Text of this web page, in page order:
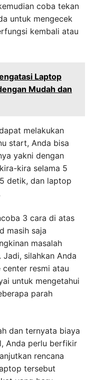
coba tekan
untuk mengecek
kembali atau
Laptop
Mudah dan
melakukan
start, Anda bisa
yakni dengan
kira selama 5
detik, dan laptop
3 cara di atas
masih saja
masalah
silahkan Anda
resmi atau
untuk mengetahui
parah
dan ternyata biaya
Anda perlu berfikir
rencana
tersebut